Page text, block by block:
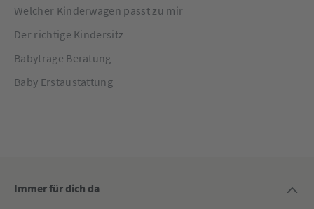
Welcher Kinderwagen passt zu mir
Der richtige Kindersitz
Babytrage Beratung
Baby Erstaustattung
Immer für dich da